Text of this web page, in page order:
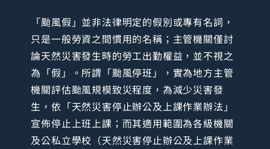
「颱風假」並非法律明定的假別或專有名詞，
只是一般勞資之間慣用的名稱；主管機關僅討
論天然災害發生時的勞工出勤權益，並不視之
為「假」。所謂「颱風停班」，實為地方主管
機關評估颱風規模致災程度，為減少災害發
生，依「天然災害停止辦公及上課作業辦法」
宣佈停止上班上課；而其適用範圍為各級機關
及公私立學校（天然災害停止辦公及上課作業